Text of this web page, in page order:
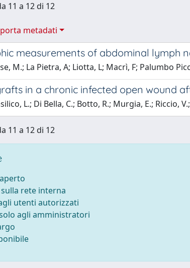
11 a 12 di 12
metadati
measurements of abdominal lymph
M.; La Pietra, A; Liotta, L; Macrì, F; Palumbo
in a chronic infected open wound
L.; Di Bella, C.; Botto, R.; Murgia, E.; Riccio,
11 a 12 di 12
rete interna
utenti autorizzati
agli amministratori